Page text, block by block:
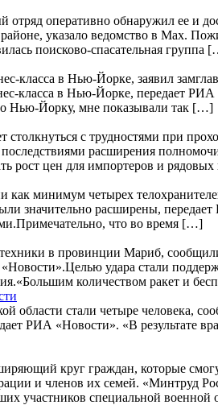
оперативно обнаружил ее и
указало ведомство в Max.
поисково-спасательная группа
класса в Нью-Йорке, заявил
класса в Нью-Йорке, передает
Нью-Йорку, мне показывали так […]
с трудностями при
расширения
рост цен для импортеров и
минимум четырех
значительно расширены,
что во время […]
в провинции Мариб,
удара стали
количеством ракет и
стали четыре человека,
РИА «Новости». «В результате
круг граждан, которые
и членов их семей. «Минтруд
участников специальной